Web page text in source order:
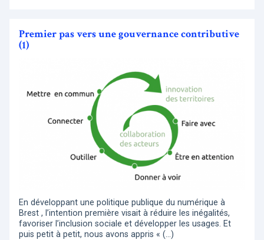
Premier pas vers une gouvernance contributive
(1)
En développant une politique publique du numérique à
Brest , l’intention première visait à réduire les inégalités,
favoriser l’inclusion sociale et développer les usages. Et
puis petit à petit, nous avons appris « (…)